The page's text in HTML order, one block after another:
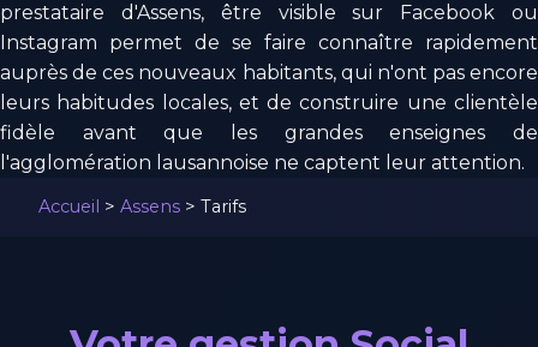
prestataire d'Assens, être visible sur Facebook ou
Instagram permet de se faire connaître rapidement
auprès de ces nouveaux habitants, qui n'ont pas encore
leurs habitudes locales, et de construire une clientèle
fidèle avant que les grandes enseignes de
l'agglomération lausannoise ne captent leur attention.
Accueil > Assens > Tarifs